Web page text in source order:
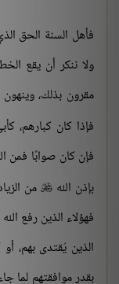
فأهل السنة الحق
ولا ننكر أن يقع
مقرون بذلك،
فإذا كان كبارهم،
فإن كان صوابًا فمن
بإذن الله من
فهؤلاء الذين رفع
الذين يُقتدى بهم،
بقدر موافقتهم لما